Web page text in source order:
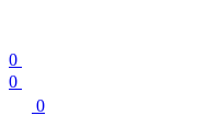
0
0
0